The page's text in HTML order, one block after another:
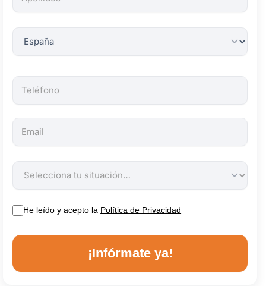
obligatorios.
He leído y acepto la Política de Privacidad
¡Infórmate ya!